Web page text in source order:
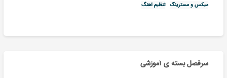
میکس و مسترینگ تنظیم آهنگ
سرفصل بسته ی آموزشی